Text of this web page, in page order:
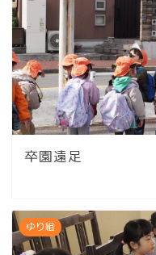
卒園遠足
ゆり組